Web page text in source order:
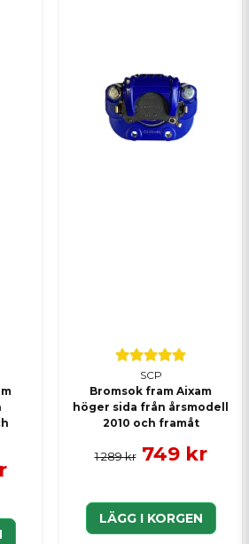
SCP
Bromsok fram Aixam
höger sida från årsmodell
2010 och framåt
1 289 kr 749 kr
LÄGG I KORGEN